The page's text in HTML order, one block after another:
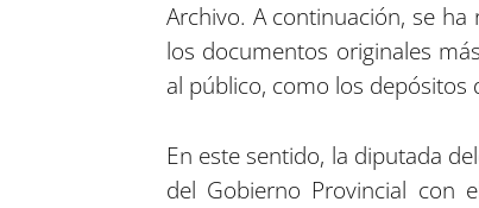
Archivo. A continuación, se
los documentos originales
al público, como los depósitos
En este sentido, la diputada
del Gobierno Provincial con